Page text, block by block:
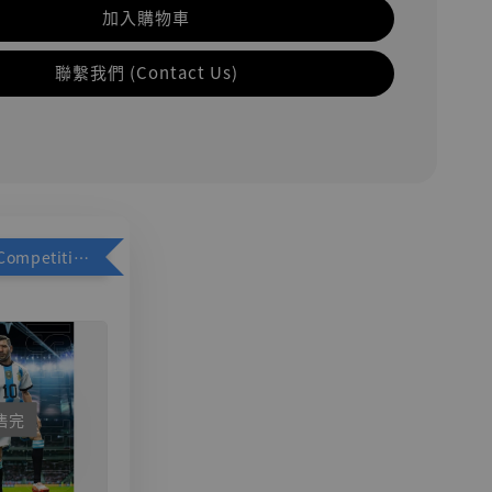
加入購物車
聯繫我們 (Contact Us)
加購優惠【Competitive Toys 梅西 [CM001]】
完